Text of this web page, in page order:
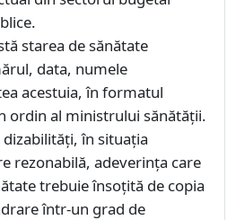
starea de sănătate
data, numele
acestuia, în formatul
ordin al ministrului sănătăţii.
în situaţia
rezonabilă, adeverinţa care
trebuie însoţită de copia
într-un grad de